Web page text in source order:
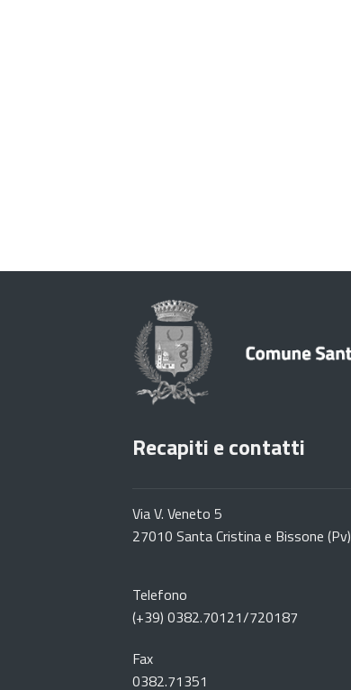
Recapiti e contatti
Via V. Veneto 5
27010 Santa Cristina e Bissone (Pv)
Telefono
(+39) 0382.70121/720187
Fax
0382.71351